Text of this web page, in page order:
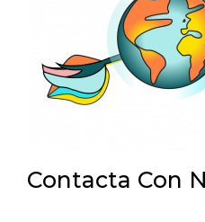
Contacta Con